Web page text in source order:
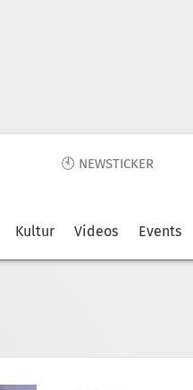
🕙 NEWSTICKER
Kultur Videos Events